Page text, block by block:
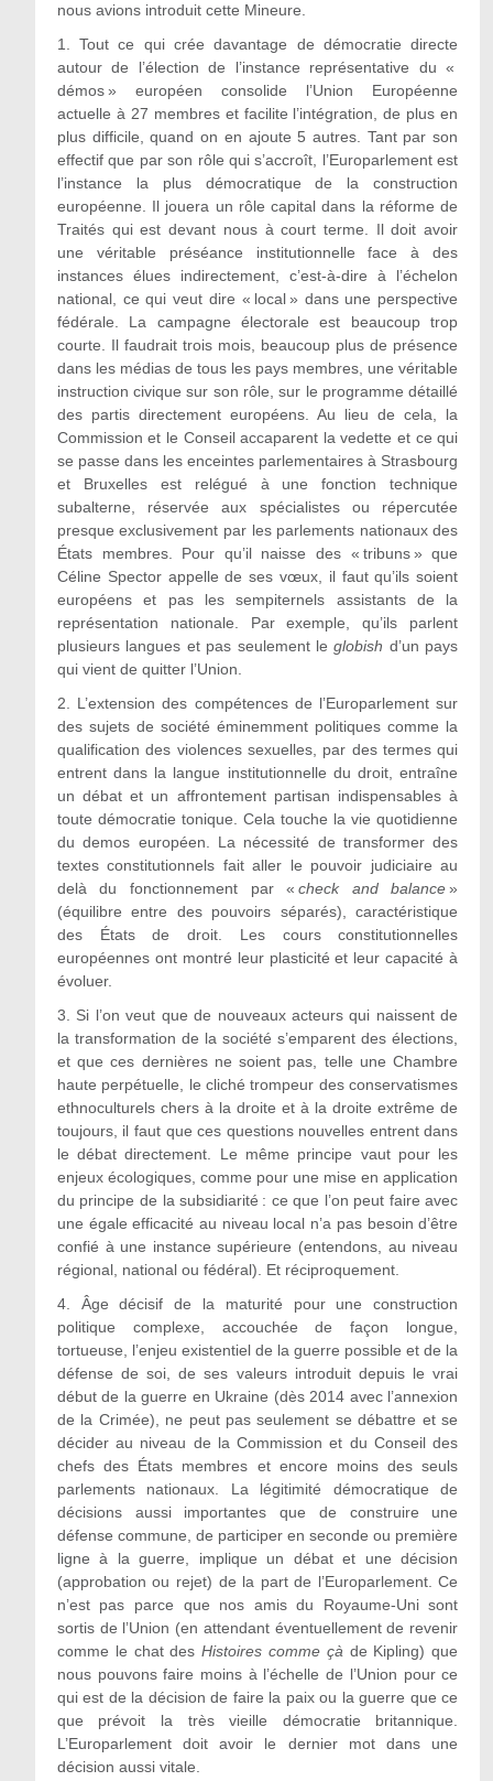
nous avions introduit cette Mineure.
1.Tout ce qui crée davantage de démocratie directe
autour de l’élection de l’instance représentative du «
démos » européen consolide l’Union Européenne
actuelle à 27 membres et facilite l’intégration, de plus en
plus difficile, quand on en ajoute 5 autres. Tant par son
effectif que par son rôle qui s’accroît, l’Europarlement est
l’instance la plus démocratique de la construction
européenne. Il jouera un rôle capital dans la réforme de
Traités qui est devant nous à court terme. Il doit avoir
une véritable préséance institutionnelle face à des
instances élues indirectement, c’est-à-dire à l’échelon
national, ce qui veut dire « local » dans une perspective
fédérale. La campagne électorale est beaucoup trop
courte. Il faudrait trois mois, beaucoup plus de présence
dans les médias de tous les pays membres, une véritable
instruction civique sur son rôle, sur le programme détaillé
des partis directement européens. Au lieu de cela, la
Commission et le Conseil accaparent la vedette et ce qui
se passe dans les enceintes parlementaires à Strasbourg
et Bruxelles est relégué à une fonction technique
subalterne, réservée aux spécialistes ou répercutée
presque exclusivement par les parlements nationaux des
États membres. Pour qu’il naisse des « tribuns » que
Céline Spector appelle de ses vœux, il faut qu’ils soient
européens et pas les sempiternels assistants de la
représentation nationale. Par exemple, qu’ils parlent
plusieurs langues et pas seulement leglobish d’un pays
qui vient de quitter l’Union.
2. L’extension des compétences de l’Europarlement sur
des sujets de société éminemment politiques comme la
qualification des violences sexuelles, par des termes qui
entrent dans la langue institutionnelle du droit, entraîne
un débat et un affrontement partisan indispensables à
toute démocratie tonique. Cela touche la vie quotidienne
du demos européen. La nécessité de transformer des
textes constitutionnels fait aller le pouvoir judiciaire au
delà du fonctionnement par «check and balance»
(équilibre entre des pouvoirs séparés), caractéristique
des États de droit. Les cours constitutionnelles
européennes ont montré leur plasticité et leur capacité à
évoluer.
3. Si l’on veut que de nouveaux acteurs qui naissent de
la transformation de la société s’emparent des élections,
et que ces dernières ne soient pas, telle une Chambre
haute perpétuelle, le cliché trompeur des conservatismes
ethnoculturels chers à la droite et à la droite extrême de
toujours, il faut que ces questions nouvelles entrent dans
le débat directement. Le même principe vaut pour les
enjeux écologiques, comme pour une mise en application
du principe de la subsidiarité : ce que l’on peut faire avec
une égale efficacité au niveau local n’a pas besoin d’être
confié à une instance supérieure (entendons, au niveau
régional, national ou fédéral). Et réciproquement.
4. Âge décisif de la maturité pour une construction
politique complexe, accouchée de façon longue,
tortueuse, l’enjeu existentiel de la guerre possible et de la
défense de soi, de ses valeurs introduit depuis le vrai
début de la guerre en Ukraine (dès 2014 avec l’annexion
de la Crimée), ne peut pas seulement se débattre et se
décider au niveau de la Commission et du Conseil des
chefs des États membres et encore moins des seuls
parlements nationaux. La légitimité démocratique de
décisions aussi importantes que de construire une
défense commune, de participer en seconde ou première
ligne à la guerre, implique un débat et une décision
(approbation ou rejet) de la part de l’Europarlement. Ce
n’est pas parce que nos amis du Royaume-Uni sont
sortis de l’Union (en attendant éventuellement de revenir
comme le chat desHistoires comme çà de Kipling) que
nous pouvons faire moins à l’échelle de l’Union pour ce
qui est de la décision de faire la paix ou la guerre que ce
que prévoit la très vieille démocratie britannique.
L’Europarlement doit avoir le dernier mot dans une
décision aussi vitale.